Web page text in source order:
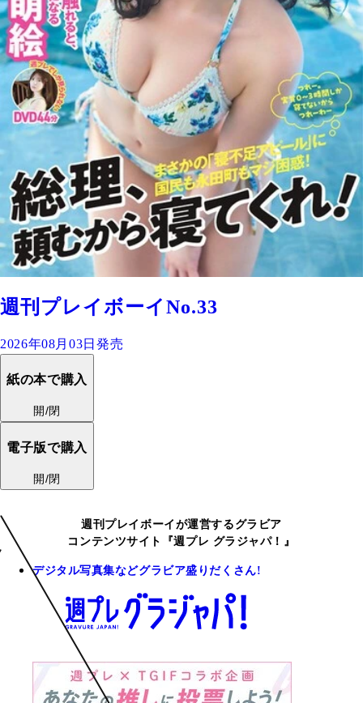
週刊プレイボーイNo.33
2026年08月03日発売
紙の本で購入
開/閉
電子版で購入
開/閉
週刊プレイボーイが運営するグラビア
コンテンツサイト『週プレ グラジャパ！』
デジタル写真集などグラビア盛りだくさん!